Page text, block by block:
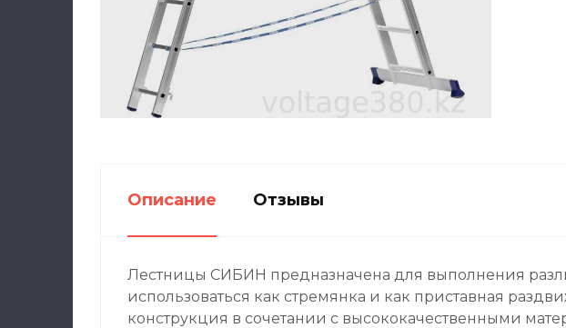
Описание Отзывы
Лестницы СИБИН предназначена для выполнения
использоваться как стремянка и как приставная
конструкция в сочетании с высококачественными